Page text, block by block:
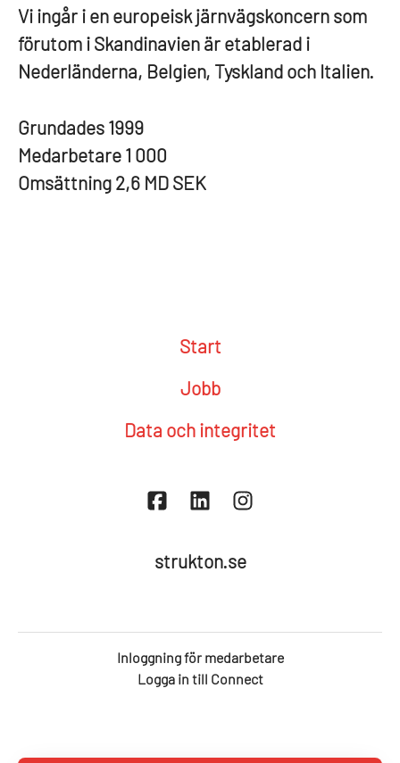
Vi ingår i en europeisk järnvägskoncern som
förutom i Skandinavien är etablerad i
Nederländerna, Belgien, Tyskland och Italien.
Grundades 1999
Medarbetare 1 000
Omsättning 2,6 MD SEK
Start
Jobb
Data och integritet
strukton.se
Inloggning för medarbetare
Logga in till Connect